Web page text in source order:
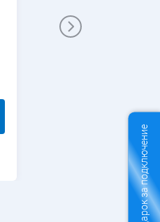
Подарок за подключение